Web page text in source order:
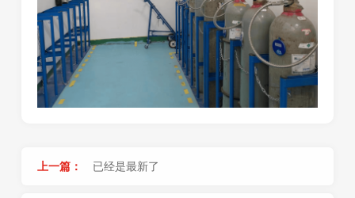
上一篇： 已经是最新了